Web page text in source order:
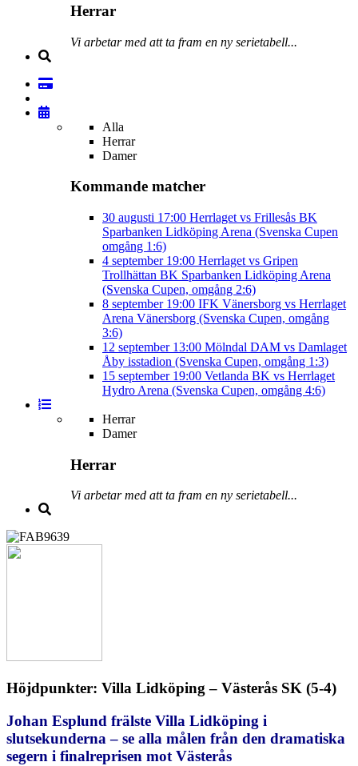
Herrar
Vi arbetar med att ta fram en ny serietabell...
Alla
Herrar
Damer
Kommande matcher
30 augusti 17:00 Herrlaget vs Frillesås BK
Sparbanken Lidköping Arena (Svenska Cupen
omgång 1:6)
4 september 19:00 Herrlaget vs Gripen
Trollhättan BK Sparbanken Lidköping Arena
(Svenska Cupen, omgång 2:6)
8 september 19:00 IFK Vänersborg vs Herrlaget
Arena Vänersborg (Svenska Cupen, omgång
3:6)
12 september 13:00 Mölndal DAM vs Damlaget
Åby isstadion (Svenska Cupen, omgång 1:3)
15 september 19:00 Vetlanda BK vs Herrlaget
Hydro Arena (Svenska Cupen, omgång 4:6)
Herrar
Damer
Herrar
Vi arbetar med att ta fram en ny serietabell...
Höjdpunkter: Villa Lidköping – Västerås SK (5-4)
Johan Esplund frälste Villa Lidköping i
slutsekunderna – se alla målen från den dramatiska
segern i finalreprisen mot Västerås